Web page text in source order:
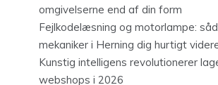
omgivelserne end af din form
Fejlkodelæsning og motorlampe:
mekaniker i Herning dig hurtigt
Kunstig intelligens revolutionerer
webshops i 2026